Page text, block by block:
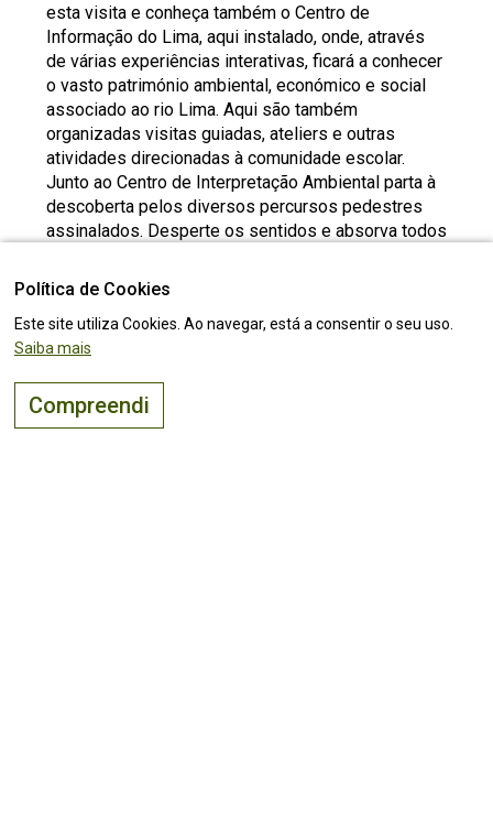
esta visita e conheça também o Centro de
Informação do Lima, aqui instalado, onde, através
de várias experiências interativas, ficará a conhecer
o vasto património ambiental, económico e social
associado ao rio Lima. Aqui são também
organizadas visitas guiadas, ateliers e outras
atividades direcionadas à comunidade escolar.
Junto ao Centro de Interpretação Ambiental parta à
descoberta pelos diversos percursos pedestres
assinalados. Desperte os sentidos e absorva todos
e S. Pedro d’ Arcos!
Ponte de Lima ( Viana do Castelo )
Política de Cookies
Este site utiliza Cookies. Ao navegar, está a consentir o seu uso.
Saiba mais
Compreendi